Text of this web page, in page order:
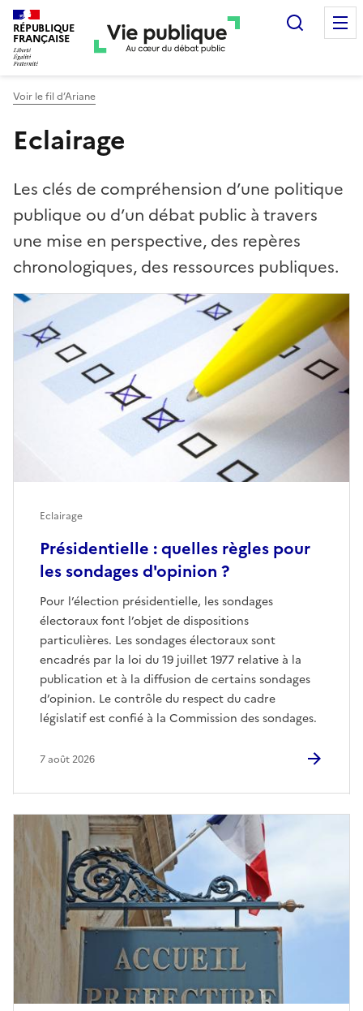
RÉPUBLIQUE
FRANÇAISE
Voir le fil d’Ariane
Eclairage
Les clés de compréhension d’une politique
publique ou d’un débat public à travers
une mise en perspective, des repères
chronologiques, des ressources publiques.
Présidentielle : quelles règles pour
les sondages d'opinion ?
Pour l’élection présidentielle, les sondages
électoraux font l’objet de dispositions
particulières. Les sondages électoraux sont
encadrés par la loi du 19 juillet 1977 relative à la
publication et à la diffusion de certains sondages
d’opinion. Le contrôle du respect du cadre
législatif est confié à la Commission des sondages.
Eclairage
7 août 2026